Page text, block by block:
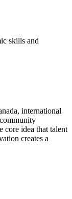
skills and
international
core idea that talent
creates a